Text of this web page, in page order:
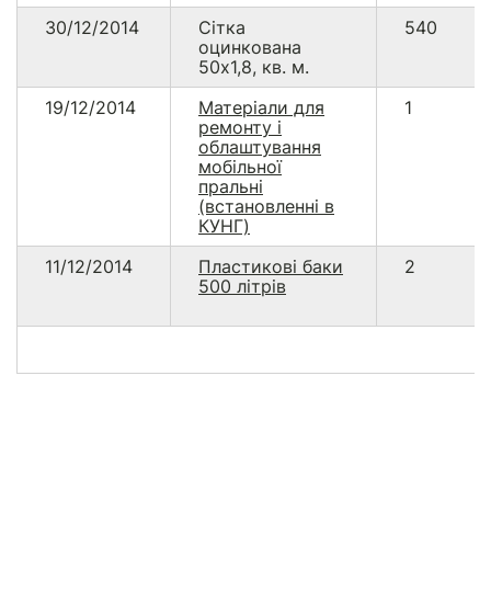
30/12/2014
Сітка
оцинкована
50х1,8, кв. м.
540
19/12/2014
Матеріали для
ремонту і
облаштування
мобільної
пральні
(встановленні в
КУНГ)
1
11/12/2014
Пластикові баки
500 літрів
2